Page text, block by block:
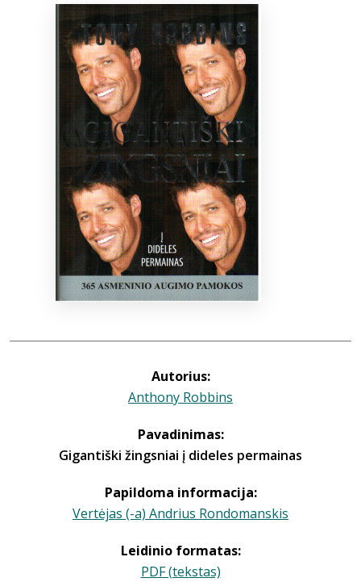
Bibliotekoms
+370 667 80 541
Autorius:
Anthony Robbins
Pavadinimas:
Gigantiški žingsniai į dideles permainas
Papildoma informacija:
Vertėjas (-a) Andrius Rondomanskis
Leidinio formatas:
PDF (tekstas)